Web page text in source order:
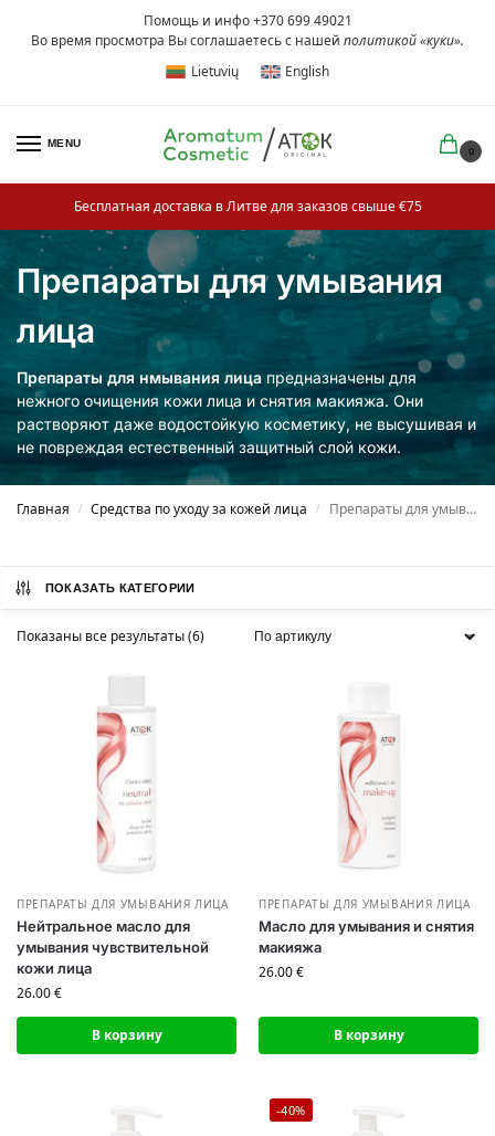
Помощь и инфо +370 699 49021
Во время просмотра Вы соглашаетесь с нашей политикой «куки».
Lietuvių
English
MENU
0
Бесплатная доставка в Литве для заказов свыше €75
Препараты для умывания
лица
Препараты для нмывания лица предназначены для
нежного очищения кожи лица и снятия макияжа. Они
растворяют даже водостойкую косметику, не высушивая и
не повреждая естественный защитный слой кожи.
Главная / Средства по уходу за кожей лица / Препараты для умывания лица
ПОКАЗАТЬ КАТЕГОРИИ
Показаны все результаты (6)
ПРЕПАРАТЫ ДЛЯ УМЫВАНИЯ ЛИЦА
Нейтральное масло для
умывания чувствительной
кожи лица
26.00€
В корзину
ПРЕПАРАТЫ ДЛЯ УМЫВАНИЯ ЛИЦА
Масло для умывания и снятия
макияжа
26.00€
В корзину
-40%